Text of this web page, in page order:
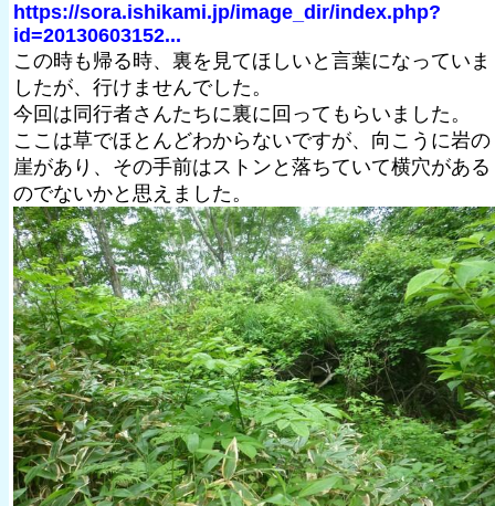
https://sora.ishikami.jp/image_dir/index.php?
id=20130603152...
この時も帰る時、裏を見てほしいと言葉になっていま
したが、行けませんでした。
今回は同行者さんたちに裏に回ってもらいました。
ここは草でほとんどわからないですが、向こうに岩の
崖があり、その手前はストンと落ちていて横穴がある
のでないかと思えました。